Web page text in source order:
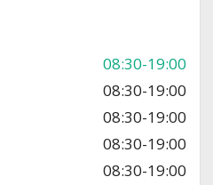
08:30-19:00
08:30-19:00
08:30-19:00
08:30-19:00
08:30-19:00